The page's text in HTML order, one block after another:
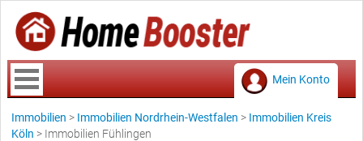
Mein Konto
Immobilien > Immobilien Nordrhein-Westfalen > Immobilien Kreis
Köln > Immobilien Fühlingen